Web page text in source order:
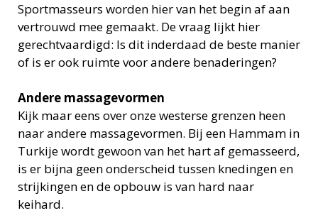
Sportmasseurs worden hier van het begin af aan
vertrouwd mee gemaakt. De vraag lijkt hier
gerechtvaardigd: Is dit inderdaad de beste manier
of is er ook ruimte voor andere benaderingen?
Andere massagevormen
Kijk maar eens over onze westerse grenzen heen
naar andere massagevormen. Bij een Hammam in
Turkije wordt gewoon van het hart af gemasseerd,
is er bijna geen onderscheid tussen knedingen en
strijkingen en de opbouw is van hard naar
keihard.